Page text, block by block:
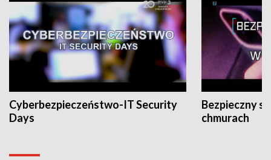
Cyberbezpieczeństwo-IT Security
Days
Bezpieczny
chmurach